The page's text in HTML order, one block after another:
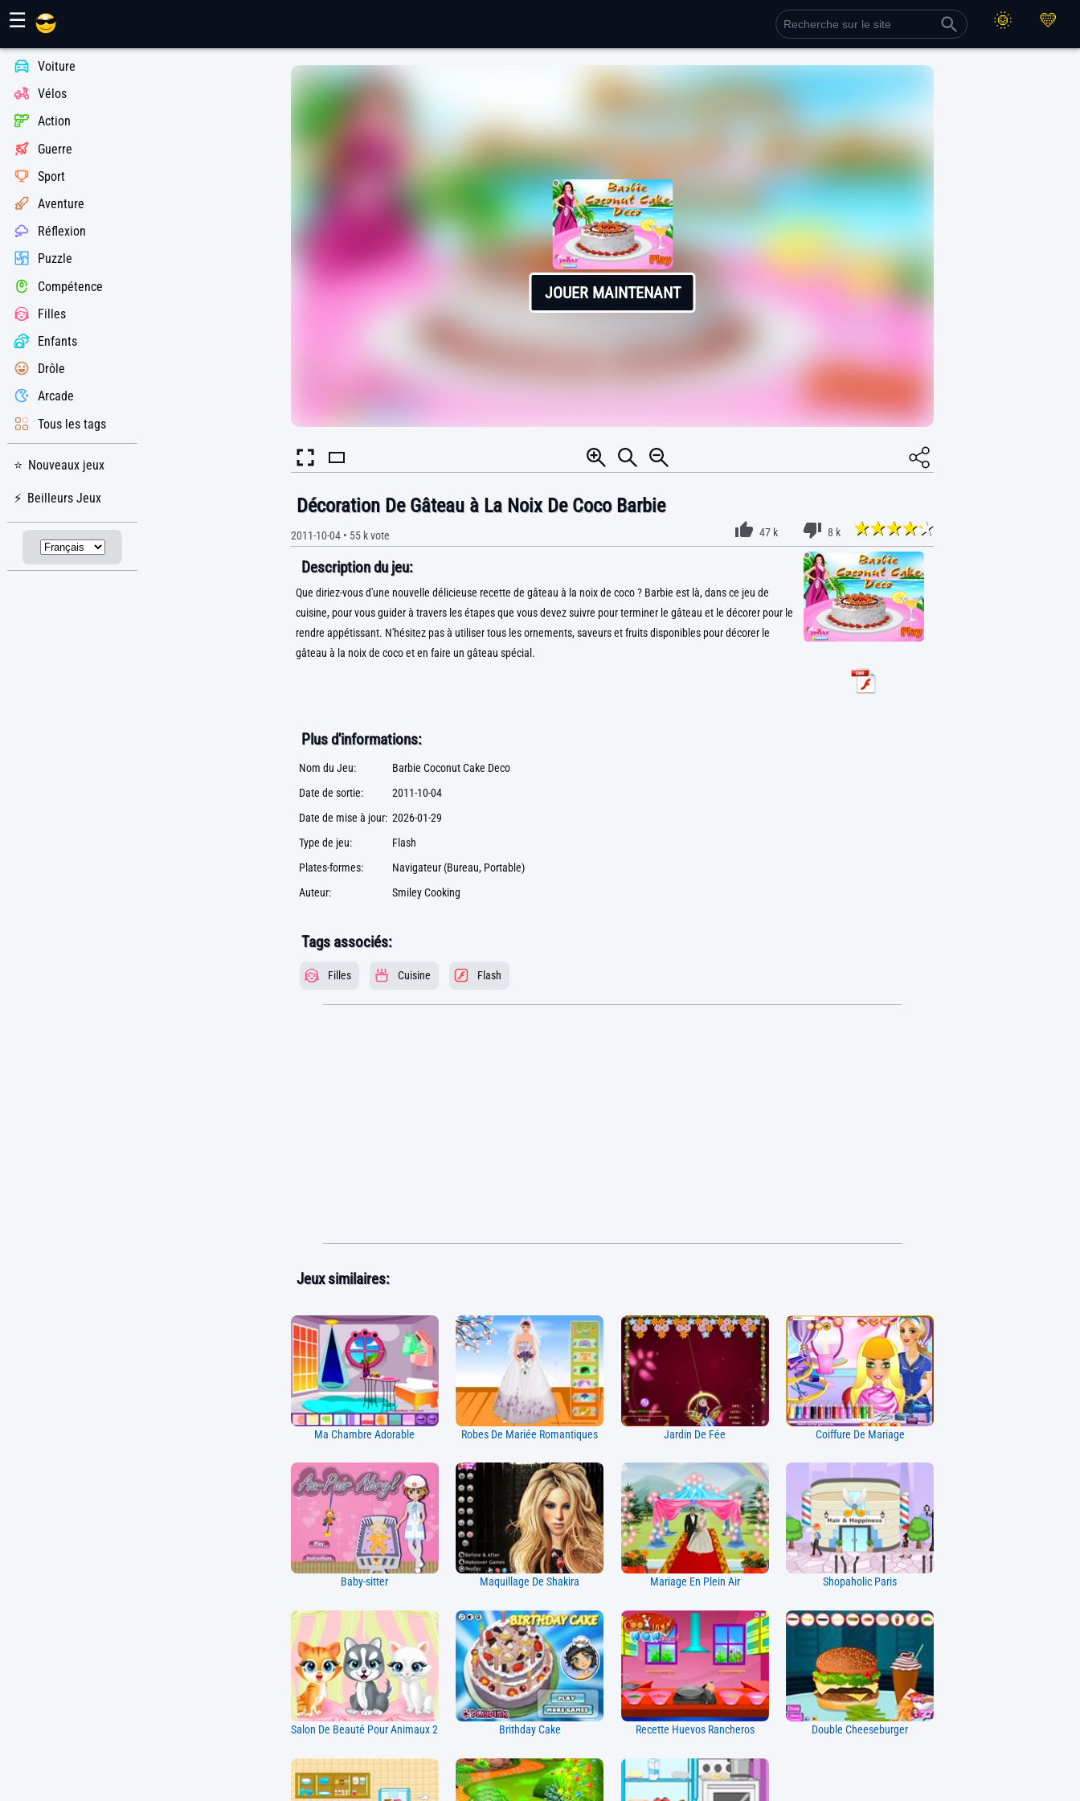
☰
Voiture
Vélos
Action
Guerre
Sport
Aventure
Réflexion
Puzzle
Compétence
Filles
Enfants
Drôle
Arcade
Tous les tags
Nouveaux jeux
Beilleurs Jeux
JOUER MAINTENANT
Décoration De Gâteau à La Noix De Coco Barbie
2011-10-04• 55 kvote 47 k 8 k
Description du jeu:
Que diriez-vous d'une nouvelle délicieuse recette de gâteau à la noix de coco ? Barbie est là, dans ce jeu de
cuisine, pour vous guider à travers les étapes que vous devez suivre pour terminer le gâteau et le décorer pour le
rendre appétissant. N'hésitez pas à utiliser tous les ornements, saveurs et fruits disponibles pour décorer le
gâteau à la noix de coco et en faire un gâteau spécial.
Plus d'informations:
Nom du Jeu:
Barbie Coconut Cake Deco
Date de sortie:
2011-10-04
Date de mise à jour: 2026-01-29
Type de jeu:
Flash
Plates-formes:
Navigateur (Bureau, Portable)
Auteur:
Smiley Cooking
Tags associés:
Filles Cuisine Flash
Jeux similaires:
Ma Chambre Adorable Robes De Mariée Romantiques Jardin De Fée Coiffure De Mariage
Baby-sitter Maquillage De Shakira Mariage En Plein Air Shopaholic Paris
Salon De Beauté Pour Animaux 2 Brithday Cake Recette Huevos Rancheros Double Cheeseburger